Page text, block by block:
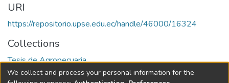
URI
https://repositorio.upse.edu.ec/handle/46000/16324
Collections
Tesis de Agropecuaria
We collect and process your personal information for the